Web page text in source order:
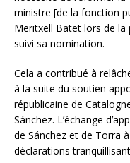
ministre [de la fonction
Meritxell Batet lors de la
suivi sa nomination.
Cela a contribué à
à la suite du soutien
républicaine de
Sánchez. L’échange
de Sánchez et de Torra
déclarations